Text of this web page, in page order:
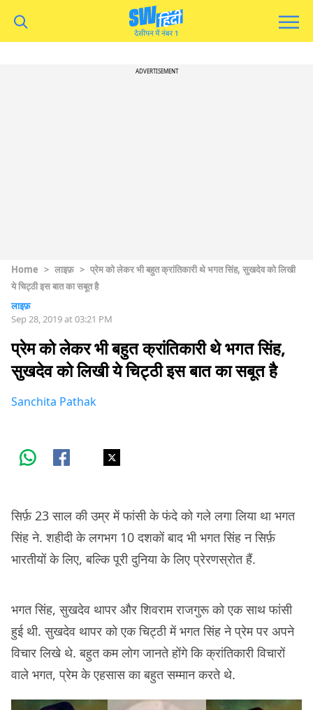
ADVERTISEMENT
Home > लाइफ़ > प्रेम को लेकर भी बहुत क्रांतिकारी थे भगत सिंह, सुखदेव को लिखी
ये चिट्ठी इस बात का सबूत है
लाइफ़
Sep 28, 2019 at 03:21 PM
प्रेम को लेकर भी बहुत क्रांतिकारी थे भगत सिंह,
सुखदेव को लिखी ये चिट्ठी इस बात का सबूत है
Sanchita Pathak
सिर्फ़ 23 साल की उम्र में फांसी के फंदे को गले लगा लिया था भगत
सिंह ने. शहीदी के लगभग 10 दशकों बाद भी भगत सिंह न सिर्फ़
भारतीयों के लिए, बल्कि पूरी दुनिया के लिए प्रेरणस्रोत हैं.
भगत सिंह, सुखदेव थापर और शिवराम राजगुरू को एक साथ फांसी
हुई थी. सुखदेव थापर को एक चिट्ठी में भगत सिंह ने प्रेम पर अपने
विचार लिखे थे. बहुत कम लोग जानते होंगे कि क्रांतिकारी विचारों
वाले भगत, प्रेम के एहसास का बहुत सम्मान करते थे.